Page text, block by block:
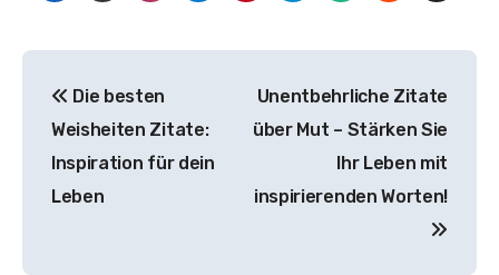
Die besten
Weisheiten Zitate:
Inspiration für dein
Leben
Unentbehrliche Zitate
über Mut – Stärken Sie
Ihr Leben mit
inspirierenden Worten!